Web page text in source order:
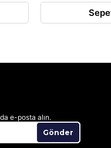
e-posta alın.
Gönder